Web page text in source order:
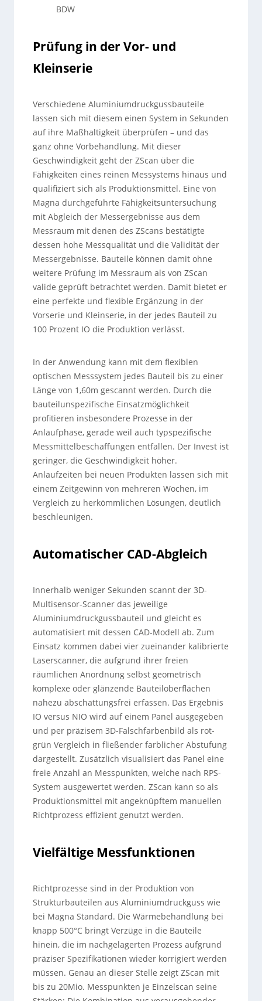
BDW
Prüfung in der Vor- und
Kleinserie
Verschiedene Aluminiumdruckgussbauteile
lassen sich mit diesem einen System in Sekunden
auf ihre Maßhaltigkeit überprüfen – und das
ganz ohne Vorbehandlung. Mit dieser
Geschwindigkeit geht der ZScan über die
Fähigkeiten eines reinen Messystems hinaus und
qualifiziert sich als Produktionsmittel. Eine von
Magna durchgeführte Fähigkeitsuntersuchung
mit Abgleich der Messergebnisse aus dem
Messraum mit denen des ZScans bestätigte
dessen hohe Messqualität und die Validität der
Messergebnisse. Bauteile können damit ohne
weitere Prüfung im Messraum als von ZScan
valide geprüft betrachtet werden. Damit bietet er
eine perfekte und flexible Ergänzung in der
Vorserie und Kleinserie, in der jedes Bauteil zu
100 Prozent IO die Produktion verlässt.
In der Anwendung kann mit dem flexiblen
optischen Messsystem jedes Bauteil bis zu einer
Länge von 1,60m gescannt werden. Durch die
bauteilunspezifische Einsatzmöglichkeit
profitieren insbesondere Prozesse in der
Anlaufphase, gerade weil auch typspezifische
Messmittelbeschaffungen entfallen. Der Invest ist
geringer, die Geschwindigkeit höher.
Anlaufzeiten bei neuen Produkten lassen sich mit
einem Zeitgewinn von mehreren Wochen, im
Vergleich zu herkömmlichen Lösungen, deutlich
beschleunigen.
Automatischer CAD-Abgleich
Innerhalb weniger Sekunden scannt der 3D-
Multisensor-Scanner das jeweilige
Aluminiumdruckgussbauteil und gleicht es
automatisiert mit dessen CAD-Modell ab. Zum
Einsatz kommen dabei vier zueinander kalibrierte
Laserscanner, die aufgrund ihrer freien
räumlichen Anordnung selbst geometrisch
komplexe oder glänzende Bauteiloberflächen
nahezu abschattungsfrei erfassen. Das Ergebnis
IO versus NIO wird auf einem Panel ausgegeben
und per präzisem 3D-Falschfarbenbild als rot-
grün Vergleich in fließender farblicher Abstufung
dargestellt. Zusätzlich visualisiert das Panel eine
freie Anzahl an Messpunkten, welche nach RPS-
System ausgewertet werden. ZScan kann so als
Produktionsmittel mit angeknüpftem manuellen
Richtprozess effizient genutzt werden.
Vielfältige Messfunktionen
Richtprozesse sind in der Produktion von
Strukturbauteilen aus Aluminiumdruckguss wie
bei Magna Standard. Die Wärmebehandlung bei
knapp 500°C bringt Verzüge in die Bauteile
hinein, die im nachgelagerten Prozess aufgrund
präziser Spezifikationen wieder korrigiert werden
müssen. Genau an dieser Stelle zeigt ZScan mit
bis zu 20Mio. Messpunkten je Einzelscan seine